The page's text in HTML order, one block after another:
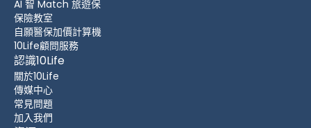
AI 智 Match 旅遊保
保險教室
自願醫保加價計算機
10Life顧問服務
認識10Life
關於10Life
傳媒中心
常見問題
加入我們